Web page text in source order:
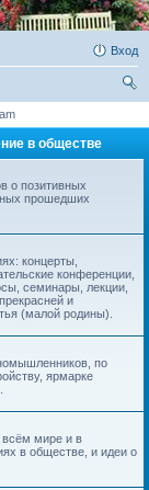
Вход
в обществе
о позитивных
прошедших
концерты,
конференции,
семинары, лекции,
и
(малой родины).
по
ярмарке
всём мире и в
в обществе, и идеи о